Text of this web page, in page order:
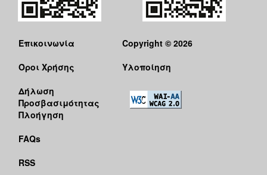
Επικοινωνία
Όροι Χρήσης
Δήλωση
Προσβασιμότητας
Πλοήγηση
FAQs
RSS
Copyright © 2026
Υλοποίηση